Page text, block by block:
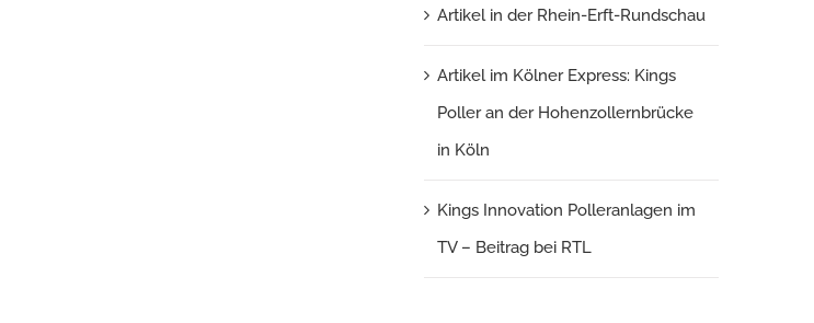
Artikel in der Rhein-Erft-Rundschau
Artikel im Kölner Express: Kings
Poller an der Hohenzollernbrücke
in Köln
Kings Innovation Polleranlagen im
TV – Beitrag bei RTL